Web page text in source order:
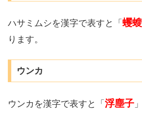
ハサミムシを漢字で表すと「 蠼螋
ります。
ウンカ
ウンカを漢字で表すと「 浮塵子 」